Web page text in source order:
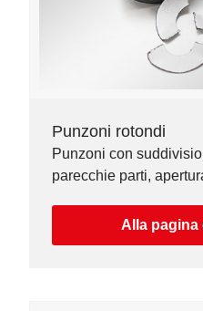
Punzoni rotondi
Punzoni con
parecchie parti,
Alla